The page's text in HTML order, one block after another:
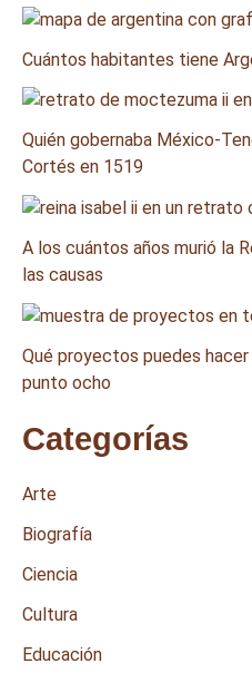
Cuántos habitantes tiene
Quién gobernaba México-
Cortés en 1519
A los cuántos años murió la
las causas
Qué proyectos puedes
punto ocho
Categorías
Arte
Biografía
Ciencia
Cultura
Educación